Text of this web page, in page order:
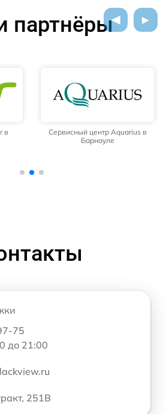
партнёры
в
Сервисный центр Aquarius в
Барнауле
75
до 21:00
251В